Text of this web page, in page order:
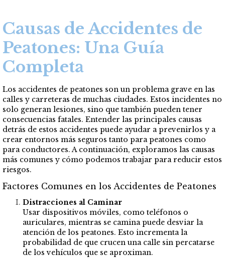
Causas de Accidentes de
Peatones: Una Guía
Completa
Los accidentes de peatones son un problema grave en las
calles y carreteras de muchas ciudades. Estos incidentes no
solo generan lesiones, sino que también pueden tener
consecuencias fatales. Entender las principales causas
detrás de estos accidentes puede ayudar a prevenirlos y a
crear entornos más seguros tanto para peatones como
para conductores. A continuación, exploramos las causas
más comunes y cómo podemos trabajar para reducir estos
riesgos.
Factores Comunes en los Accidentes de Peatones
Distracciones al Caminar
Usar dispositivos móviles, como teléfonos o
auriculares, mientras se camina puede desviar la
atención de los peatones. Esto incrementa la
probabilidad de que crucen una calle sin percatarse
de los vehículos que se aproximan.